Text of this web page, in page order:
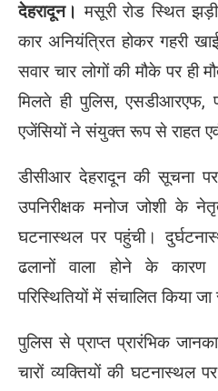
देहरादून। मसूरी रोड स्थित
कार अनियंत्रित होकर गहरी
सवार चार लोगों की मौके पर ही
मिलते ही पुलिस, एसडीआरएफ,
एजेंसियों ने संयुक्त रूप से राहत
डीसीआर देहरादून की सूचना
उपनिरीक्षक मनोज जोशी के
घटनास्थल पर पहुंची।
ढलानों वाला होने के कारण
परिस्थितियों में संचालित किया जा
पुलिस से प्राप्त प्रारंभिक
चारों व्यक्तियों की घटनास्थल